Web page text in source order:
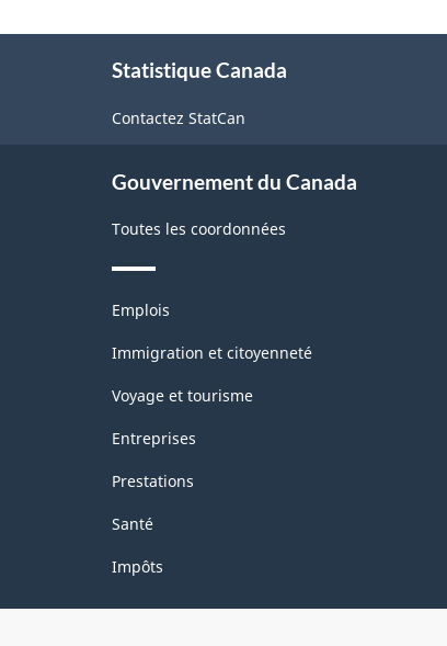
Statistique Canada
Contactez StatCan
Gouvernement du Canada
Toutes les coordonnées
Thèmes
sujets
Emplois
Immigration et citoyenneté
Voyage et tourisme
Entreprises
Prestations
Santé
Impôts